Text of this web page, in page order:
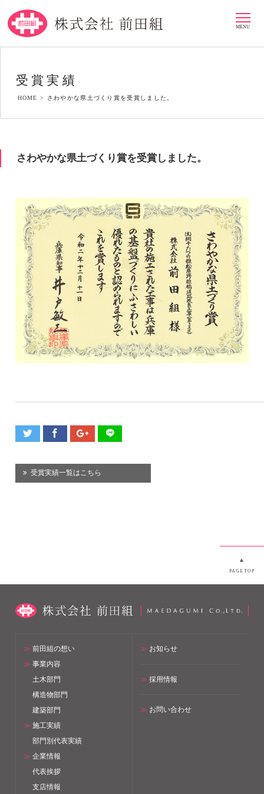
MENU
受賞実績
HOME > さわやかな県土づくり賞を受賞しました。
さわやかな県土づくり賞を受賞しました。
受賞実績一覧はこちら
▲
PAGETOP
≫ 前田組の想い
≫ 事業内容
土木部門
構造物部門
建築部門
≫ 施工実績
部門別代表実績
≫ 企業情報
代表挨拶
支店情報
≫ お知らせ
≫ 採用情報
≫ お問い合わせ